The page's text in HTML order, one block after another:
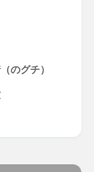
のグチ）